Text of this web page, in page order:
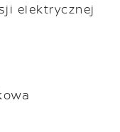
elektrycznej